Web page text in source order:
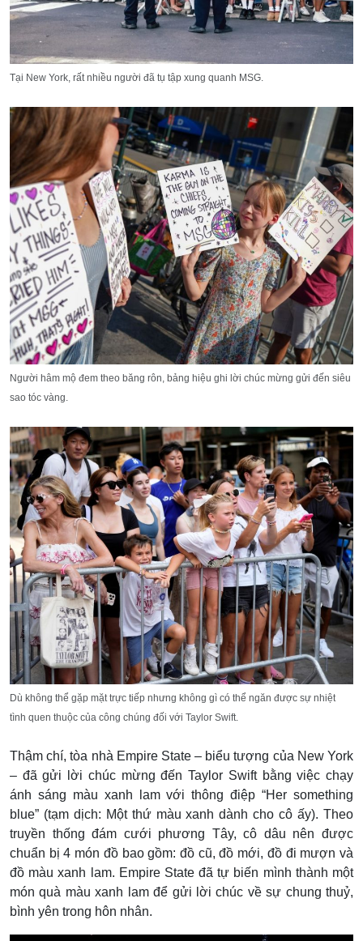
Tại New York, rất nhiều người đã tụ tập xung quanh MSG.
Người hâm mộ đem theo băng rôn, bảng hiệu ghi lời chúc mừng gửi đến siêu
sao tóc vàng.
Dù không thể gặp mặt trực tiếp nhưng không gì có thể ngăn được sự nhiệt
tình quen thuộc của công chúng đối với Taylor Swift.
Thậm chí, tòa nhà Empire State – biểu tượng của New York
– đã gửi lời chúc mừng đến Taylor Swift bằng việc chạy
ánh sáng màu xanh lam với thông điệp “Her something
blue” (tạm dịch: Một thứ màu xanh dành cho cô ấy). Theo
truyền thống đám cưới phương Tây, cô dâu nên được
chuẩn bị 4 món đồ bao gồm: đồ cũ, đồ mới, đồ đi mượn và
đồ màu xanh lam. Empire State đã tự biến mình thành một
món quà màu xanh lam để gửi lời chúc về sự chung thuỷ,
bình yên trong hôn nhân.